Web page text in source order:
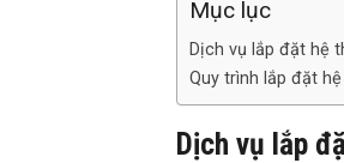
Mục lục
Dịch vụ lắp đặt hệ
Quy trình lắp đặt hệ
Dịch vụ lắp